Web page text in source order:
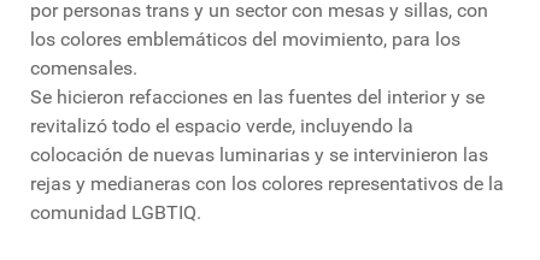
por personas trans y un sector con mesas y sillas, con
los colores emblemáticos del movimiento, para los
comensales.
Se hicieron refacciones en las fuentes del interior y se
revitalizó todo el espacio verde, incluyendo la
colocación de nuevas luminarias y se intervinieron las
rejas y medianeras con los colores representativos de la
comunidad LGBTIQ.